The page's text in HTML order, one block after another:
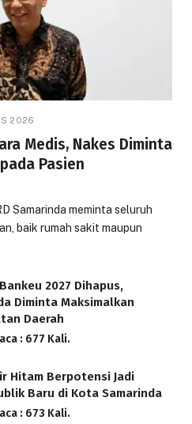
2026
Medis, Nakes Diminta
Pasien
Samarinda meminta seluruh
baik rumah sakit maupun
2027 Dihapus,
Diminta Maksimalkan
Daerah
: 677 Kali.
Hitam Berpotensi Jadi
Baru di Kota Samarinda
: 673 Kali.